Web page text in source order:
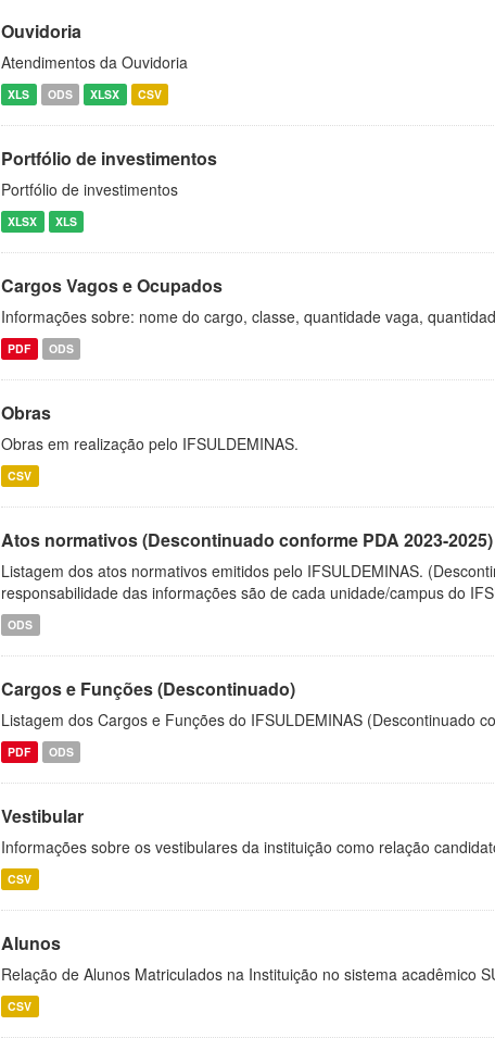
Ouvidoria
Atendimentos da Ouvidoria
XLS ODS XLSX CSV
Portfólio de investimentos
Portfólio de investimentos
XLSX XLS
Cargos Vagos e Ocupados
Informações sobre: nome do cargo, classe, quantidade vaga,
PDF ODS
Obras
Obras em realização pelo IFSULDEMINAS.
CSV
Atos normativos (Descontinuado conforme PDA 2023-2025)
Listagem dos atos normativos emitidos pelo IFSULDEMINAS.
responsabilidade das informações são de cada unidade/campus do
ODS
Cargos e Funções (Descontinuado)
Listagem dos Cargos e Funções do IFSULDEMINAS (Descontinuado
PDF ODS
Vestibular
Informações sobre os vestibulares da instituição como relação
CSV
Alunos
Relação de Alunos Matriculados na Instituição no sistema acadêmico
CSV